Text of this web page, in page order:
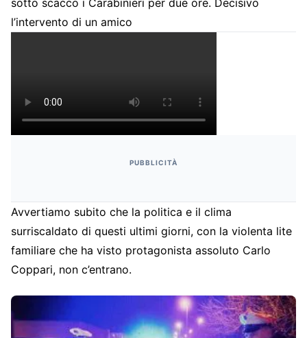
sotto scacco i Carabinieri per due ore. Decisivo
l’intervento di un amico
PUBBLICITÀ
Avvertiamo subito che la politica e il clima
surriscaldato di questi ultimi giorni, con la violenta lite
familiare che ha visto protagonista assoluto Carlo
Coppari, non c’entrano.